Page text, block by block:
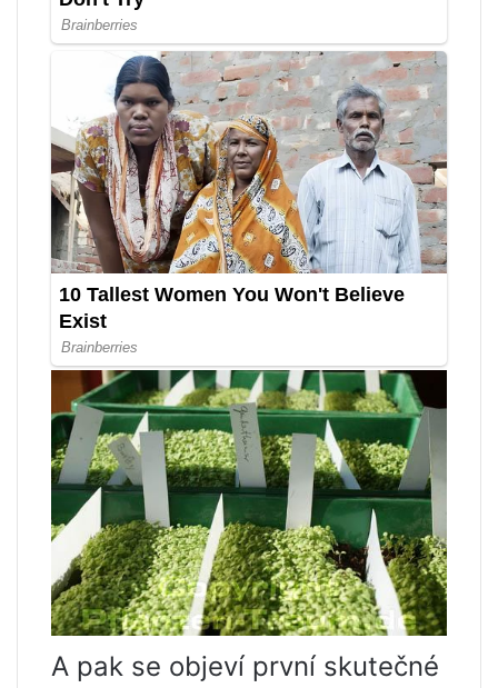
A pak se objeví první skutečné